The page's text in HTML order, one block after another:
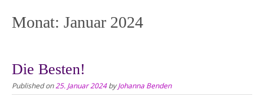
Monat: Januar 2024
Die Besten!
Published on25. Januar 2024byJohanna Benden